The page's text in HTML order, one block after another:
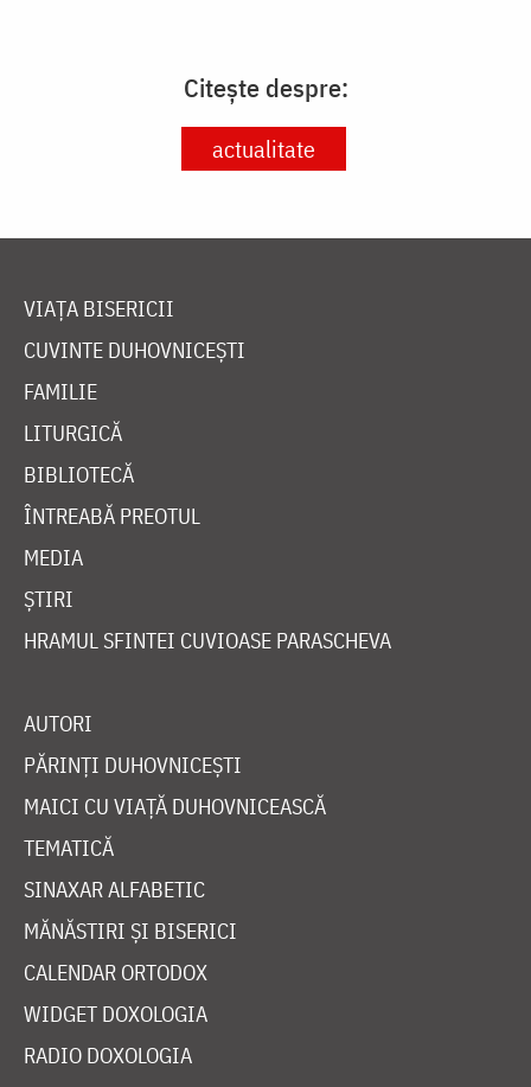
Citește despre:
actualitate
VIAȚA BISERICII
CUVINTE DUHOVNICEȘTI
FAMILIE
LITURGICĂ
BIBLIOTECĂ
ÎNTREABĂ PREOTUL
MEDIA
ȘTIRI
HRAMUL SFINTEI CUVIOASE PARASCHEVA
AUTORI
PĂRINȚI DUHOVNICEȘTI
MAICI CU VIAȚĂ DUHOVNICEASCĂ
TEMATICĂ
SINAXAR ALFABETIC
MĂNĂSTIRI ȘI BISERICI
CALENDAR ORTODOX
WIDGET DOXOLOGIA
RADIO DOXOLOGIA